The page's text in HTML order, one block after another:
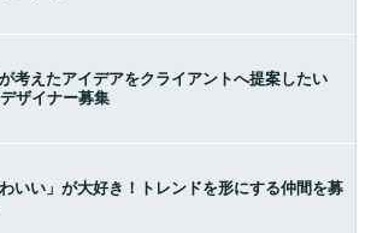
考えたアイデアをクライアントへ提案したい
ザイナー募集
わいい」が大好き！トレンドを形にする仲間を募